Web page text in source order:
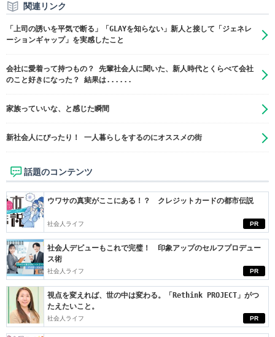
関連リンク
「上司の誘いを平気で断る」「GLAYを知らない」新人と接して「ジェネレ
ーションギャップ」を実感したこと
会社に愛着って持つもの？ 先輩社会人に聞いた、新人時代とくらべて会社
のこと好きになった？ 結果は......
家族っていいな、と感じた瞬間
新社会人にぴったり！ 一人暮らしをするのにオススメの街
話題のコンテンツ
PR
ウワサの真実がここにある！？ クレジットカードの都市伝説
社会人ライフ
PR
社会人デビューもこれで完璧！ 印象アップのセルフプロデュー
ス術
社会人ライフ
PR
視点を変えれば、世の中は変わる。「Rethink PROJECT」がつ
たえたいこと。
社会人ライフ